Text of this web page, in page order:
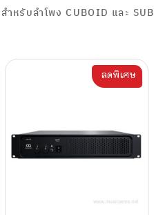
สำหรับลำโพง CUBOID และ SUB
ลดพิเศษ